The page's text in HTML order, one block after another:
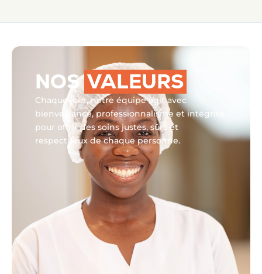
NOSVALEURS
Chaque jour, notre équipe agit avec
bienveillance, professionnalisme et intégrité
pour offrir des soins justes, sûrs et
respectueux de chaque personne.